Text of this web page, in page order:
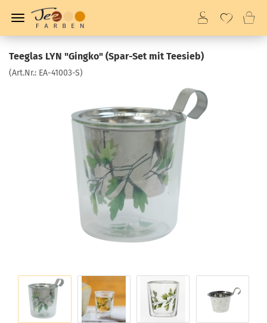
Teeglas LYN "Gingko" (Spar-Set mit Teesieb)
(Art.Nr.: EA-41003-S)